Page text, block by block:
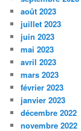
août 2023
juillet 2023
juin 2023
mai 2023
avril 2023
mars 2023
février 2023
janvier 2023
décembre 2022
novembre 2022